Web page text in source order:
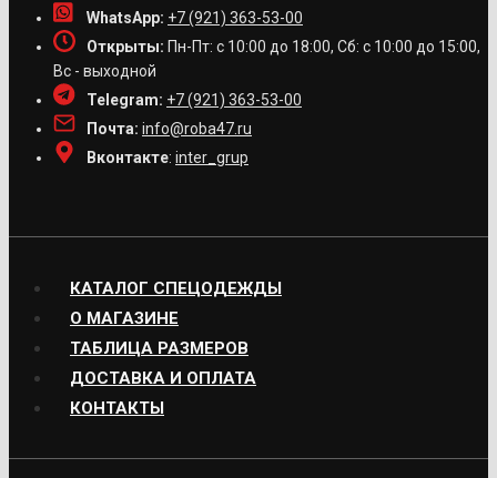
WhatsApp: +7 (921) 363-53-00
Открыты: Пн-Пт: с 10:00 до 18:00, Сб: с 10:00 до 15:00,
Вс - выходной
Telegram: +7 (921) 363-53-00
Почта: info@roba47.ru
Вконтакте: inter_grup
КАТАЛОГ СПЕЦОДЕЖДЫ
О МАГАЗИНЕ
ТАБЛИЦА РАЗМЕРОВ
ДОСТАВКА И ОПЛАТА
КОНТАКТЫ